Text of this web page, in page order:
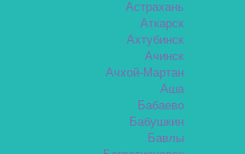
Астрахань
Аткарск
Ахтубинск
Ачинск
Ачхой-Мартан
Аша
Бабаево
Бабушкин
Бавлы